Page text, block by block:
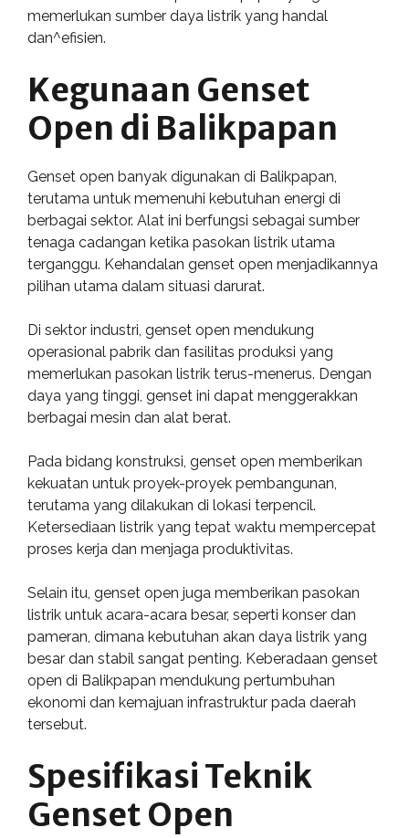
memerlukan sumber daya listrik yang handal
dan^efisien.
Kegunaan Genset
Open di Balikpapan
Genset open banyak digunakan di Balikpapan,
terutama untuk memenuhi kebutuhan energi di
berbagai sektor. Alat ini berfungsi sebagai sumber
tenaga cadangan ketika pasokan listrik utama
terganggu. Kehandalan genset open menjadikannya
pilihan utama dalam situasi darurat.
Di sektor industri, genset open mendukung
operasional pabrik dan fasilitas produksi yang
memerlukan pasokan listrik terus-menerus. Dengan
daya yang tinggi, genset ini dapat menggerakkan
berbagai mesin dan alat berat.
Pada bidang konstruksi, genset open memberikan
kekuatan untuk proyek-proyek pembangunan,
terutama yang dilakukan di lokasi terpencil.
Ketersediaan listrik yang tepat waktu mempercepat
proses kerja dan menjaga produktivitas.
Selain itu, genset open juga memberikan pasokan
listrik untuk acara-acara besar, seperti konser dan
pameran, dimana kebutuhan akan daya listrik yang
besar dan stabil sangat penting. Keberadaan genset
open di Balikpapan mendukung pertumbuhan
ekonomi dan kemajuan infrastruktur pada daerah
tersebut.
Spesifikasi Teknik
Genset Open